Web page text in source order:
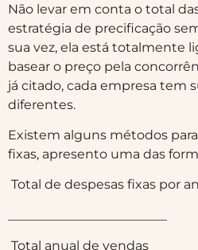
Não levar em conta o total
estratégia de precificação
sua vez, ela está totalmente
basear o preço pela
já citado, cada empresa tem
diferentes.
Existem alguns métodos
fixas, apresento uma das
Total de despesas fixas por
Total anual de vendas